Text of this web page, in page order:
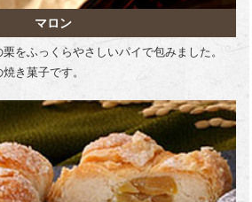
マロン
をふっくらやさしいパイで包みました。
き菓子です。